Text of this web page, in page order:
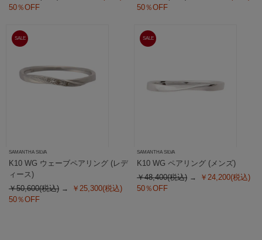
50％OFF
50％OFF
SALE
SAMANTHA SILVA
K10 WG ウェーブペアリング (レデ
ィース)
￥50,600(税込)
￥25,300(税込)
50％OFF
SALE
SAMANTHA SILVA
K10 WG ペアリング (メンズ)
￥48,400(税込)
￥24,200(税込)
50％OFF